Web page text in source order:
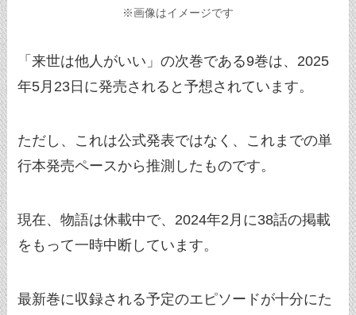
※画像はイメージです
「来世は他人がいい」の次巻である9巻は、2025
年5月23日に発売されると予想されています。
ただし、これは公式発表ではなく、これまでの単
行本発売ペースから推測したものです。
現在、物語は休載中で、2024年2月に38話の掲載
をもって一時中断しています。
最新巻に収録される予定のエピソードが十分にた